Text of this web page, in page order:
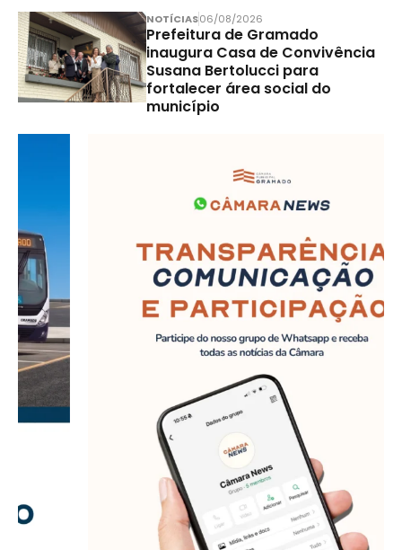
NOTÍCIAS06/08/2026
Prefeitura de Gramado
inaugura Casa de Convivência
Susana Bertolucci para
fortalecer área social do
município